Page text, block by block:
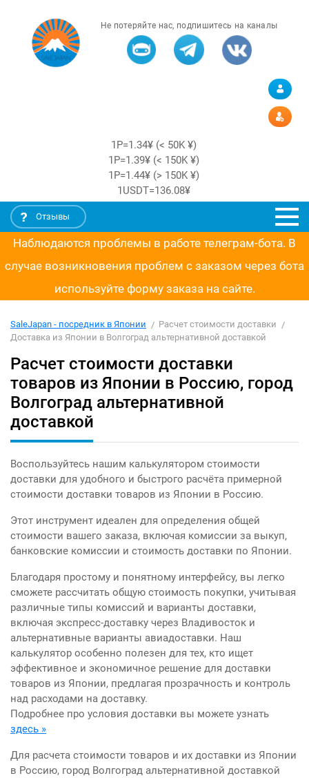
Не потеряйте нас, подпишитесь на каналы
1Р=1.34¥ (< 50K ¥)
1Р=1.39¥ (< 150K ¥)
1Р=1.44¥ (> 150K ¥)
1USDT=136.08¥
Отзывы
Наблюдаются проблемы в работе телеграм-бота. В
случае возникновения проблем с заказом через бота
используйте форму заказа на сайте.
SaleJapan - посредник в Японии
Расчет стоимости доставки
Доставка из Японии в Волгоград альтернативной доставкой
Расчет стоимости доставки
товаров из Японии в Россию, город
Волгоград альтернативной
доставкой
Воспользуйтесь нашим калькулятором стоимости
доставки для удобного и быстрого расчёта примерной
стоимости доставки товаров из Японии в Россию.
Этот инструмент идеален для определения общей
стоимости вашего заказа, включая комиссии за выкуп,
банковские комиссии и стоимость доставки по Японии.
Благодаря простому и понятному интерфейсу, вы легко
сможете рассчитать общую стоимость покупки, учитывая
различные типы комиссий и варианты доставки,
включая экспресс-доставку через Владивосток и
альтернативные варианты авиадоставки. Наш
калькулятор особенно полезен для тех, кто ищет
эффективное и экономичное решение для доставки
товаров из Японии, предлагая прозрачность и контроль
над расходами на доставку.
Подробнее про условия доставки вы можете узнать
здесь »
Для расчета стоимости товаров и их доставки из Японии
в Россию, город Волгоград альтернативной доставкой